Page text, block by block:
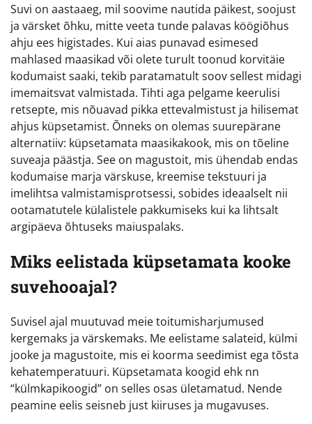
Suvi on aastaaeg, mil soovime nautida päikest, soojust
ja värsket õhku, mitte veeta tunde palavas köögiõhus
ahju ees higistades. Kui aias punavad esimesed
mahlased maasikad või olete turult toonud korvitäie
kodumaist saaki, tekib paratamatult soov sellest midagi
imemaitsvat valmistada. Tihti aga pelgame keerulisi
retsepte, mis nõuavad pikka ettevalmistust ja hilisemat
ahjus küpsetamist. Õnneks on olemas suurepärane
alternatiiv: küpsetamata maasikakook, mis on tõeline
suveaja päästja. See on magustoit, mis ühendab endas
kodumaise marja värskuse, kreemise tekstuuri ja
imelihtsa valmistamisprotsessi, sobides ideaalselt nii
ootamatutele külalistele pakkumiseks kui ka lihtsalt
argipäeva õhtuseks maiuspalaks.
Miks eelistada küpsetamata kooke
suvehooajal?
Suvisel ajal muutuvad meie toitumisharjumused
kergemaks ja värskemaks. Me eelistame salateid, külmi
jooke ja magustoite, mis ei koorma seedimist ega tõsta
kehatemperatuuri. Küpsetamata koogid ehk nn
“külmkapikoogid” on selles osas ületamatud. Nende
peamine eelis seisneb just kiiruses ja mugavuses.